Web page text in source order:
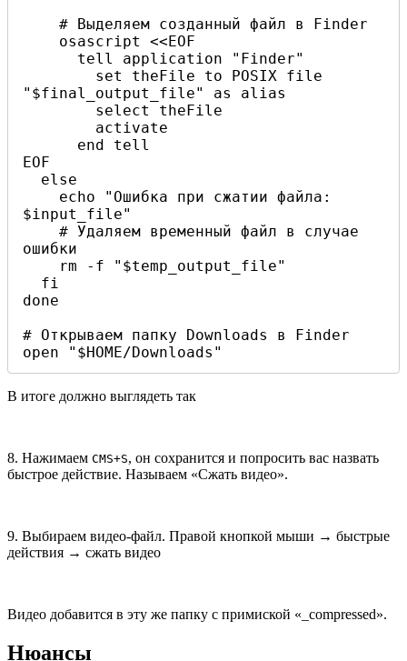
"$final_output_file" as alias
EOF
$input_file"
ошибки
done
# Открываем папку Downloads в Finder
open "$HOME/Downloads"
В итоге должно выглядеть так
8. Нажимаем CMS+S, он сохранится и попросить вас назвать
быстрое действие. Называем «Сжать видео».
9. Выбираем видео-файл. Правой кнопкой мыши → быстрые
действия → сжать видео
Видео добавится в эту же папку с примиской « _compressed».
Нюансы